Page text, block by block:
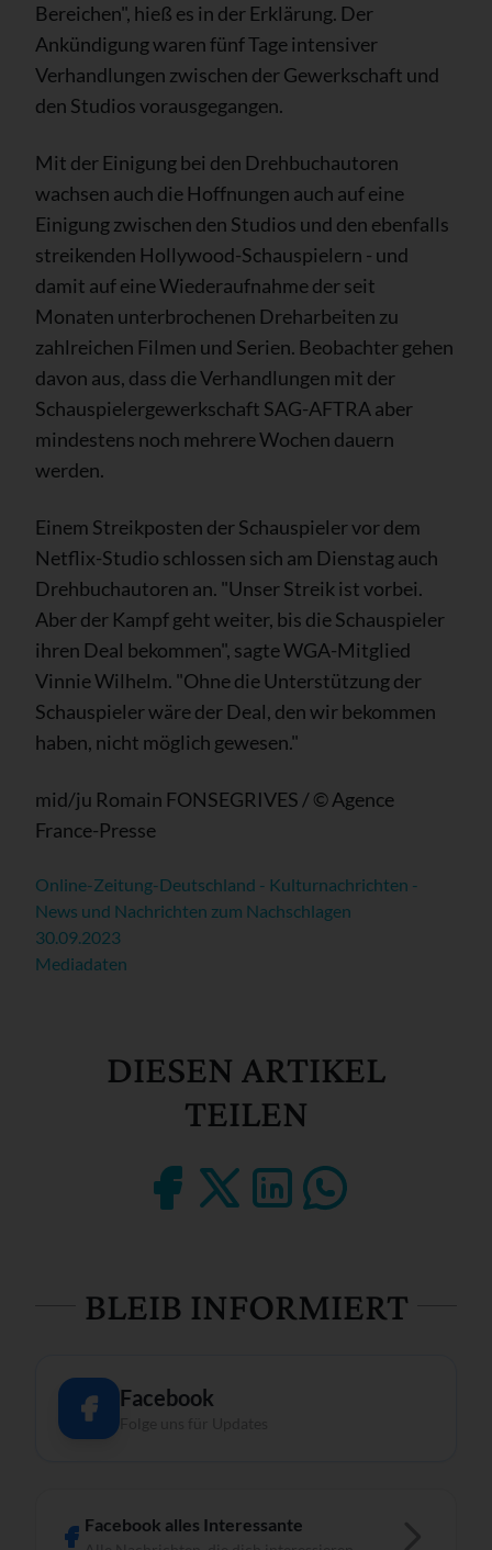
Bereichen", hieß es in der Erklärung. Der
Ankündigung waren fünf Tage intensiver
Verhandlungen zwischen der Gewerkschaft und
den Studios vorausgegangen.
Mit der Einigung bei den Drehbuchautoren
wachsen auch die Hoffnungen auch auf eine
Einigung zwischen den Studios und den ebenfalls
streikenden Hollywood-Schauspielern - und
damit auf eine Wiederaufnahme der seit
Monaten unterbrochenen Dreharbeiten zu
zahlreichen Filmen und Serien. Beobachter gehen
davon aus, dass die Verhandlungen mit der
Schauspielergewerkschaft SAG-AFTRA aber
mindestens noch mehrere Wochen dauern
werden.
Einem Streikposten der Schauspieler vor dem
Netflix-Studio schlossen sich am Dienstag auch
Drehbuchautoren an. "Unser Streik ist vorbei.
Aber der Kampf geht weiter, bis die Schauspieler
ihren Deal bekommen", sagte WGA-Mitglied
Vinnie Wilhelm. "Ohne die Unterstützung der
Schauspieler wäre der Deal, den wir bekommen
haben, nicht möglich gewesen."
mid/ju Romain FONSEGRIVES / © Agence
France-Presse
Online-Zeitung-Deutschland - Kulturnachrichten -
News und Nachrichten zum Nachschlagen
30.09.2023
Mediadaten
DIESEN ARTIKEL
TEILEN
BLEIB INFORMIERT
Facebook
Facebook alles Interessante